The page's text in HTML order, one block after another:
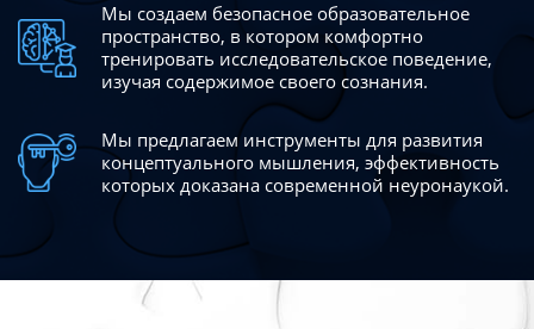
Мы создаем безопасное образовательное
пространство, в котором комфортно
тренировать исследовательское поведение,
изучая содержимое своего сознания.
Мы предлагаем инструменты для развития
концептуального мышления, эффективность
которых доказана современной неуронаукой.